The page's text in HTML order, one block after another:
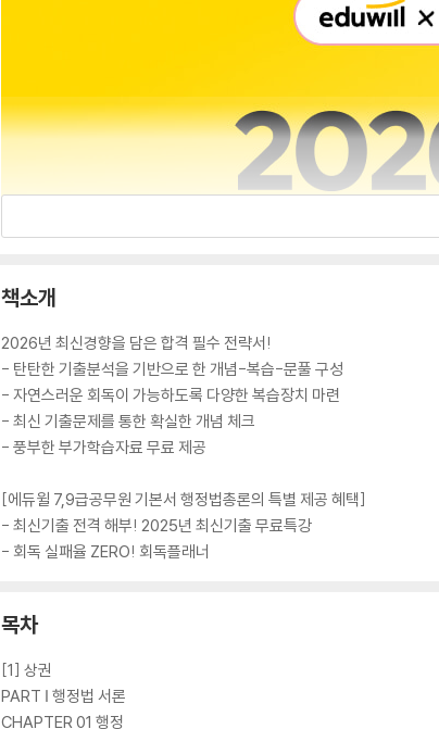
책소개
2026년 최신경향을 담은 합격 필수 전략서!
- 탄탄한 기출분석을 기반으로 한 개념-복습-문풀 구성
- 자연스러운 회독이 가능하도록 다양한 복습장치 마련
- 최신 기출문제를 통한 확실한 개념 체크
- 풍부한 부가학습자료 무료 제공
[에듀윌 7,9급공무원 기본서 행정법총론의 특별 제공 혜택]
- 최신기출 전격 해부! 2025년 최신기출 무료특강
- 회독 실패율 ZERO! 회독플래너
목차
[1] 상권
PART Ⅰ 행정법 서론
CHAPTER 01 행정